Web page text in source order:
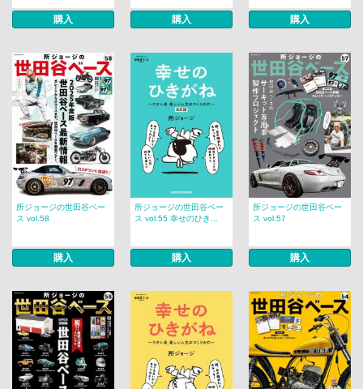
購入 購入 購入
所ジョージの世田谷ベー
ス vol.58
購入
所ジョージの世田谷ベー
ス vol.55 幸せのひき...
購入
所ジョージの世田谷ベー
ス vol.57
購入